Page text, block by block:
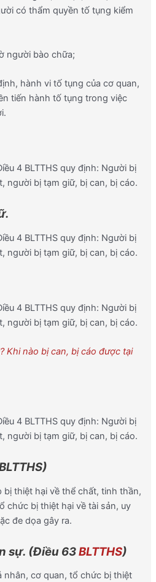
có thẩm quyền tố tụng kiểm
người bào chữa;
hành vi tố tụng của cơ quan,
tiến hành tố tụng trong việc
4 BLTTHS quy định: Người bị
người bị tạm giữ, bị can, bị cáo.
4 BLTTHS quy định: Người bị
người bị tạm giữ, bị can, bị cáo.
4 BLTTHS quy định: Người bị
người bị tạm giữ, bị can, bị cáo.
Khi nào bị can, bị cáo được tại
4 BLTTHS quy định: Người bị
người bị tạm giữ, bị can, bị cáo.
bị thiệt hại về thể chất, tinh thần,
chức bị thiệt hại về tài sản, uy
đe dọa gây ra.
sự. (Điều 63BLTTHS)
nhân, cơ quan, tổ chức bị thiệt